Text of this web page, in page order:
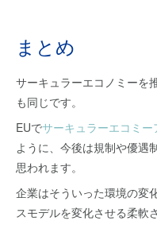
まとめ
サーキュラーエコノミーを
も同じです。
EUでサーキュラーエコミ
ように、今後は規制や優遇
思われます。
企業はそういった環境の変
スモデルを変化させる柔軟